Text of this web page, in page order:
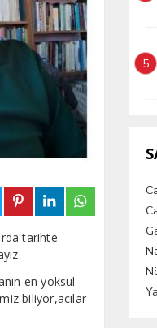
tarihte
en yoksul
biliyor,acılar
5